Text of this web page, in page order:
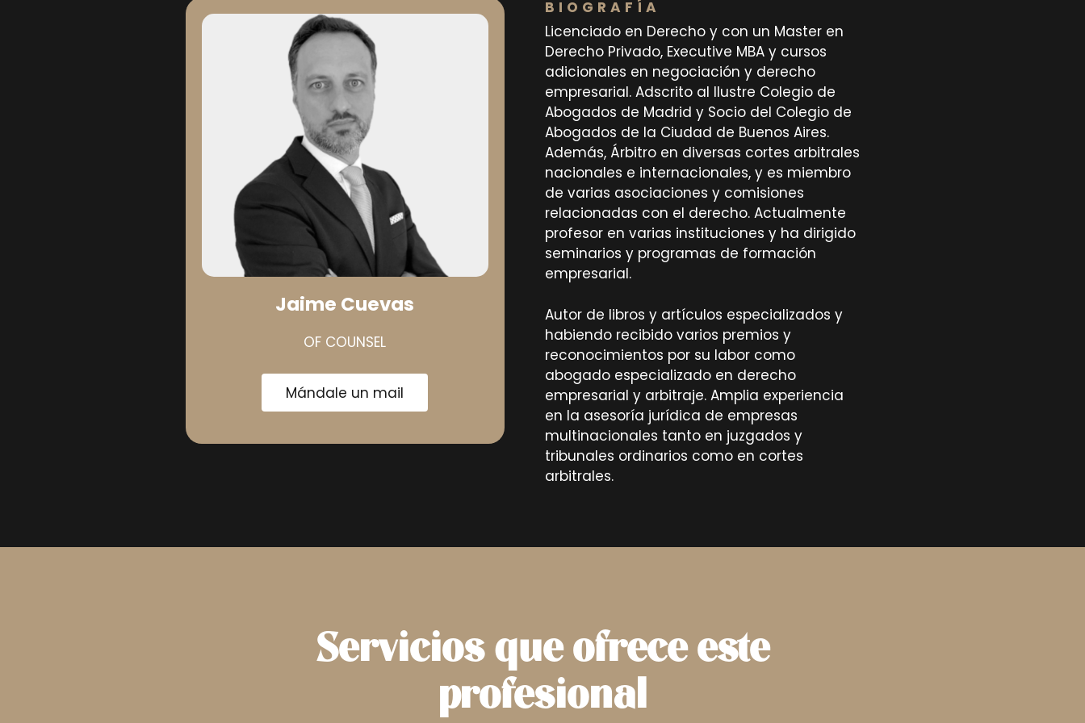
Jaime Cuevas
OF COUNSEL
Mándale un mail
BIOGRAFÍA
Licenciado en Derecho y con un Master en
Derecho Privado, Executive MBA y cursos
adicionales en negociación y derecho
empresarial. Adscrito al Ilustre Colegio de
Abogados de Madrid y Socio del Colegio de
Abogados de la Ciudad de Buenos Aires.
Además, Árbitro en diversas cortes arbitrales
nacionales e internacionales, y es miembro
de varias asociaciones y comisiones
relacionadas con el derecho. Actualmente
profesor en varias instituciones y ha dirigido
seminarios y programas de formación
empresarial.
Autor de libros y artículos especializados y
habiendo recibido varios premios y
reconocimientos por su labor como
abogado especializado en derecho
empresarial y arbitraje. Amplia experiencia
en la asesoría jurídica de empresas
multinacionales tanto en juzgados y
tribunales ordinarios como en cortes
arbitrales.
Servicios que ofrece este
profesional